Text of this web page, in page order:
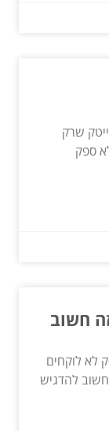
שרק
ספק
חשוב
לא לוקחים
להדגיש